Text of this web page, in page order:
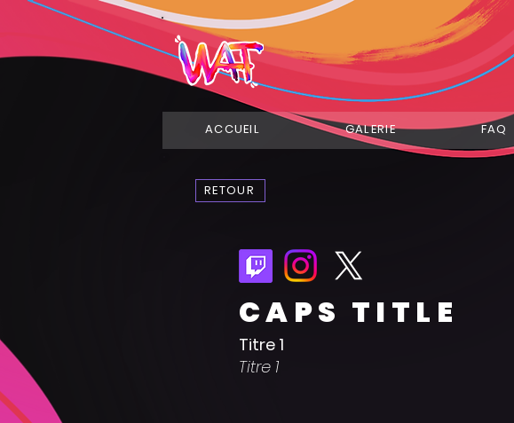
ACCUEIL GALERIE FAQ
RETOUR
CAPS TITLE
Titre 1
Titre 1